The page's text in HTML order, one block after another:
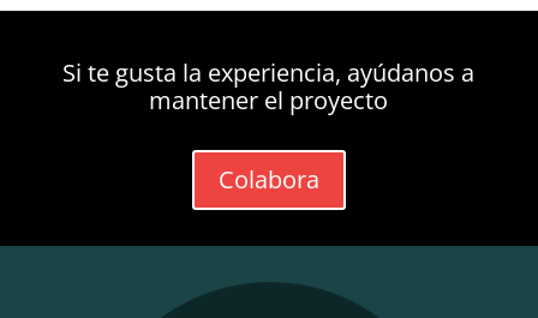
Si te gusta la experiencia, ayúdanos a
mantener el proyecto
Colabora